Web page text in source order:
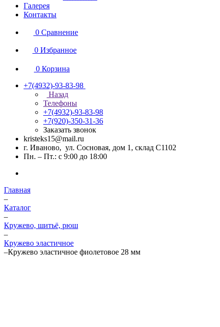
Галерея
Контакты
0 Сравнение
0 Избранное
0 Корзина
+7(4932)-93-83-98
Назад
Телефоны
+7(4932)-93-83-98
+7(920)-350-31-36
Заказать звонок
kristeks15@mail.ru
г. Иваново, ул. Сосновая, дом 1, склад С1102
Пн. – Пт.: с 9:00 до 18:00
Главная
–
Каталог
–
Кружево, шитьё, рюш
–
Кружево эластичное
–Кружево эластичное фиолетовое 28 мм